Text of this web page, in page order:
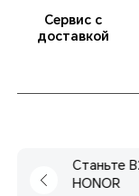
Сервис с
доставкой
Станьте
HONOR